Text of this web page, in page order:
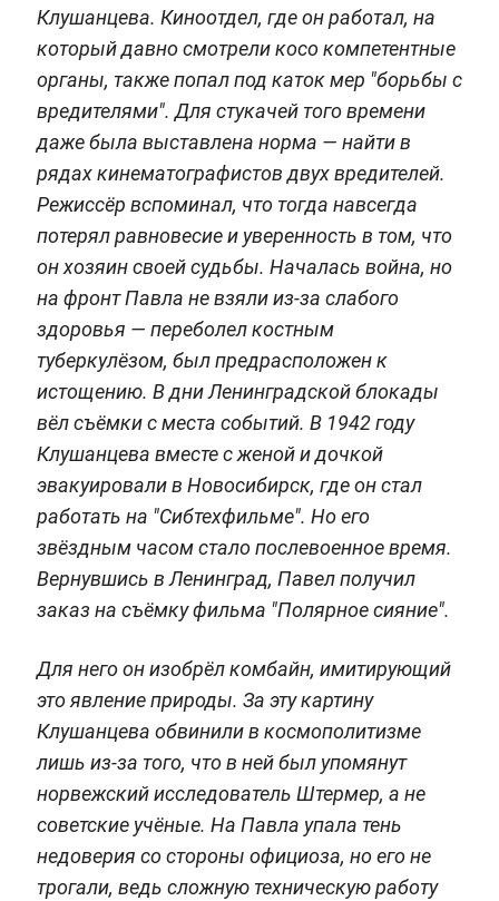
Клушанцева. Киноотдел, где он работал, на
который давно смотрели косо компетентные
органы, также попал под каток мер "борьбы с
вредителями". Для стукачей того времени
даже была выставлена норма — найти в
рядах кинематографистов двух вредителей.
Режиссёр вспоминал, что тогда навсегда
потерял равновесие и уверенность в том, что
он хозяин своей судьбы. Началась война, но
на фронт Павла не взяли из-за слабого
здоровья — переболел костным
туберкулёзом, был предрасположен к
истощению. В дни Ленинградской блокады
вёл съёмки с места событий. В 1942 году
Клушанцева вместе с женой и дочкой
эвакуировали в Новосибирск, где он стал
работать на "Сибтехфильме". Но его
звёздным часом стало послевоенное время.
Вернувшись в Ленинград, Павел получил
заказ на съёмку фильма "Полярное сияние".
Для него он изобрёл комбайн, имитирующий
это явление природы. За эту картину
Клушанцева обвинили в космополитизме
лишь из-за того, что в ней был упомянут
норвежский исследователь Штермер, а не
советские учёные. На Павла упала тень
недоверия со стороны официоза, но его не
трогали, ведь сложную техническую работу